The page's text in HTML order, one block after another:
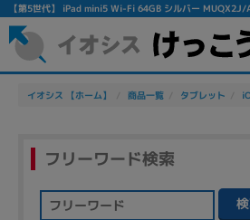
【第5世代】 iPad mini5 Wi-Fi 64GB シルバー MUQX2J/
イオシス 【ホーム】 商品一覧 タブレット
フリーワード検索